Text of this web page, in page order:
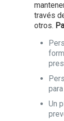
través
otros.
Un